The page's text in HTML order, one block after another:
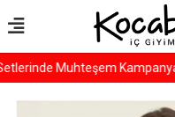
Muhteşem Kampanya